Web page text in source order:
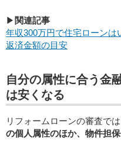
▶ 関連記事
年収300万円で住宅ローン
返済金額の目安
自分の属性に合う金
は安くなる
リフォームローンの審査では
の個人属性のほか、物件担